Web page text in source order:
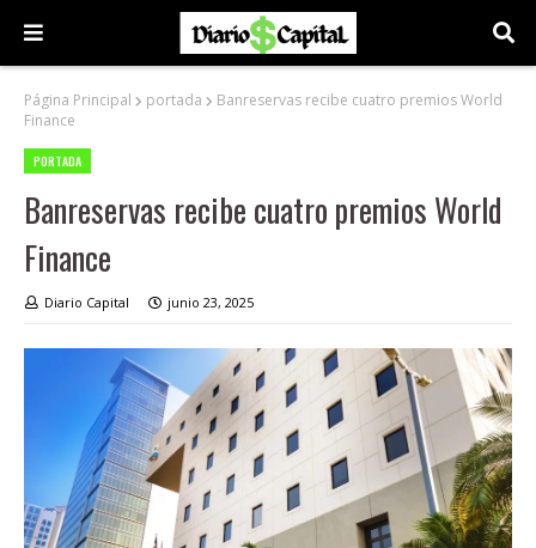
Página Principal portada
Banreservas recibe cuatro premios World
Finance
PORTADA
Banreservas recibe cuatro premios World
Finance
Diario Capital junio 23, 2025